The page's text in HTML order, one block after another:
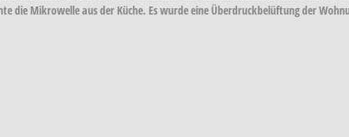
die Mikrowelle aus der Küche. Es wurde eine Überdruckbelüftung der